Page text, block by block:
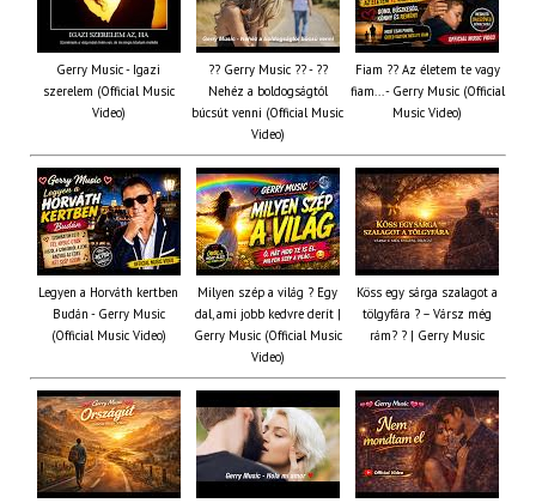
Gerry Music - Igazi
szerelem (Official Music
Video)
?? Gerry Music ?? - ??
Nehéz a boldogságtól
búcsút venni (Official Music
Video)
Fiam ?‍? Az életem te vagy
fiam... - Gerry Music (Official
Music Video)
Legyen a Horváth kertben
Budán - Gerry Music
(Official Music Video)
Milyen szép a világ ? Egy
dal, ami jobb kedvre derít |
Gerry Music (Official Music
Video)
Köss egy sárga szalagot a
tölgyfára ?️ – Vársz még
rám? ? | Gerry Music